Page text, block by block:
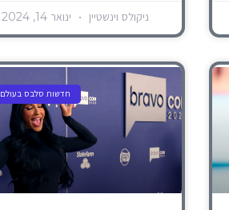
ניקולס וינשטיין ינואר 14, 2024
חדשות סלבס בעולם